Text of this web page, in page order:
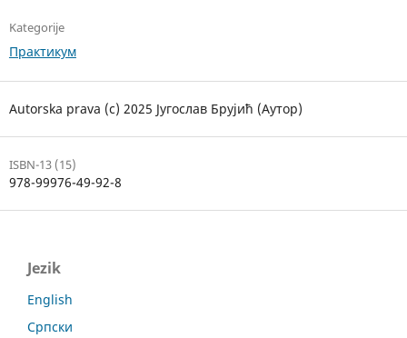
Kategorije
Практикум
Autorska prava (c) 2025 Југослав Брујић (Аутор)
ISBN-13 (15)
978-99976-49-92-8
Jezik
English
Српски